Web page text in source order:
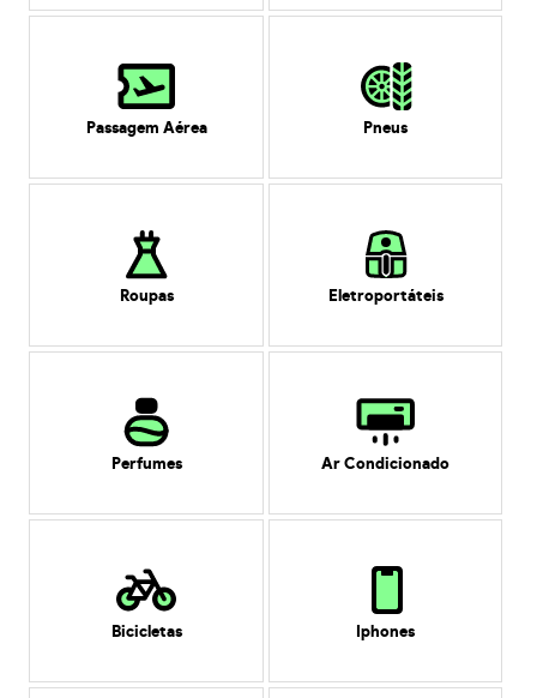
Passagem Aérea Pneus
Roupas Eletroportáteis
Perfumes Ar Condicionado
Bicicletas Iphones